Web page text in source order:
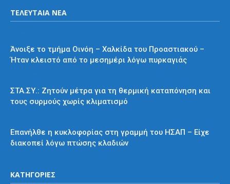
ΤΕΛΕΥΤΑΙΑ ΝΕΑ
Άνοιξε το τμήμα Οινόη – Χαλκίδα του Προαστιακού –
Ήταν κλειστό από το μεσημέρι λόγω πυρκαγιάς
ΣΤΑ.ΣΥ.: Ζητούν μέτρα για τη θερμική καταπόνηση και
τους συρμούς χωρίς κλιματισμό
Επανήλθε η κυκλοφορίας στη γραμμή του ΗΣΑΠ – Είχε
διακοπεί λόγω πτώσης κλαδιών
ΚΑΤΗΓΟΡΙΕΣ